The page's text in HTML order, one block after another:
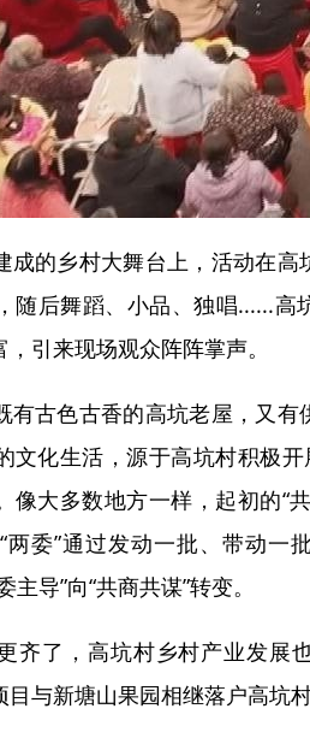
成的乡村大舞台上，活动在高
随后舞蹈、小品、独唱......
引来现场观众阵阵掌声。
有古色古香的高坑老屋，又有
文化生活，源于高坑村积极开
像大多数地方一样，起初的“
委”通过发动一批、带动一
导”向“共商共谋”转变。
齐了，高坑村乡村产业发展
与新塘山果园相继落户高坑